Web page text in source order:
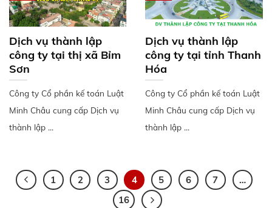
Dịch vụ thành lập
công ty tại thị xã Bỉm
Sơn
Công ty Cổ phần kế toán Luật
Minh Châu cung cấp Dịch vụ
thành lập ...
Dịch vụ thành lập
công ty tại tỉnh Thanh
Hóa
Công ty Cổ phần kế toán Luật
Minh Châu cung cấp Dịch vụ
thành lập ...
1 2 3 4 5 6 7
…
16